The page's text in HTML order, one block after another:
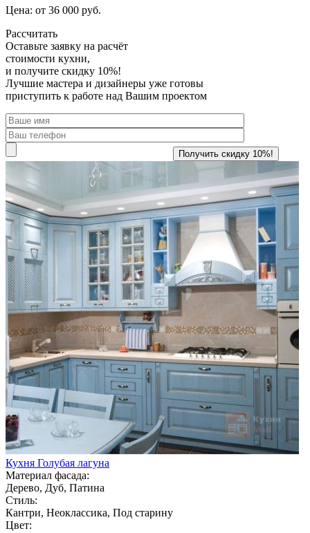
Цена: от 36 000 руб.
Рассчитать
Оставьте заявку на расчёт
стоимости кухни,
и получите скидку 10%!
Лучшие мастера и дизайнеры уже готовы
приступить к работе над Вашим проектом
Кухня Голубая лагуна
Материал фасада:
Дерево, Дуб, Патина
Стиль:
Кантри, Неоклассика, Под старину
Цвет: